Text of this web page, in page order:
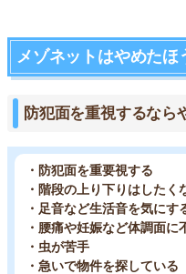
メゾネットはやめたほ
防犯面を重視するなら
・防犯面を重要視する
・階段の上り下りはしたく
・足音など生活音を気にす
・腰痛や妊娠など体調面に
・虫が苦手
・急いで物件を探している